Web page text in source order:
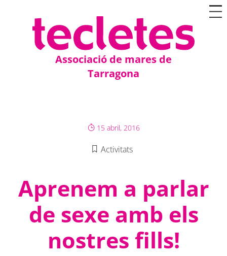
Associació de mares de
Tarragona
15 abril, 2016
Activitats
Aprenem a parlar
de sexe amb els
nostres fills!